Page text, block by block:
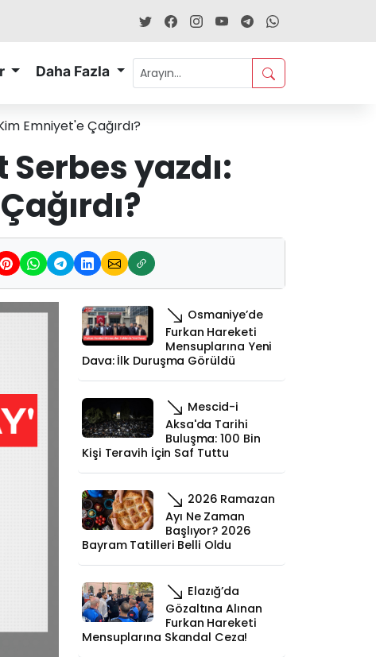
Daha Fazla
Emniyet'e Çağırdı?
yazdı:
Osmaniye’de
Furkan Hareketi
Mensuplarına Yeni
Dava: İlk Duruşma Görüldü
Mescid-i
Aksa'da Tarihi
Buluşma: 100 Bin
Kişi Teravih İçin Saf Tuttu
2026 Ramazan
Ayı Ne Zaman
Başlıyor? 2026
Bayram Tatilleri Belli Oldu
Elazığ’da
Gözaltına Alınan
Furkan Hareketi
Mensuplarına Skandal Ceza!